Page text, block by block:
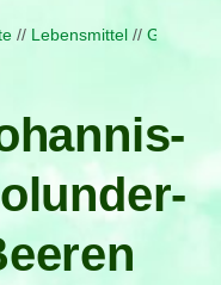
// Lebensmittel // Getränke